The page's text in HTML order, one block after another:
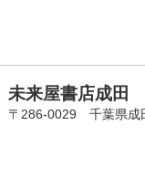
未来屋書店成田
〒286-0029 千葉県成